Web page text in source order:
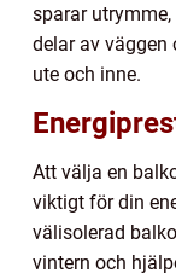
sparar
delar av väggen
ute och inne.
Att välja en
viktigt för din
välisolerad
vintern och